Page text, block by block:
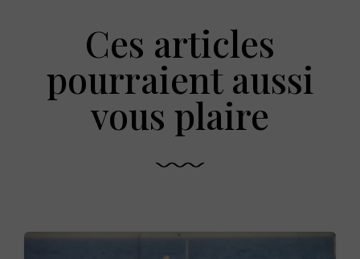
Ces articles
pourraient aussi
vous plaire